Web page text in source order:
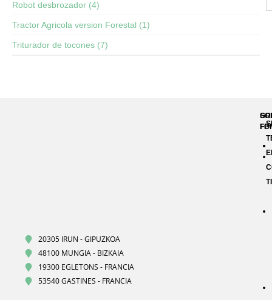
Robot desbrozador (4)
Tractor Agricola version Forestal (1)
Triturador de tocones (7)
20305 IRUN - GIPUZKOA
48100 MUNGIA - BIZKAIA
19300 EGLETONS - FRANCIA
53540 GASTINES - FRANCIA
FP